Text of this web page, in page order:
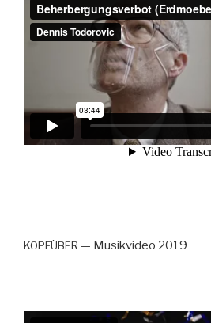
KOPFÜBER — Musikvideo 2019